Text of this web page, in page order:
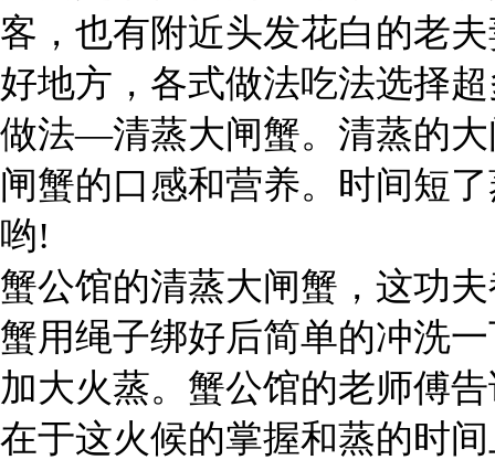
客，也有附近头发花白的老
好地方，各式做法吃法选择
做法—清蒸大闸蟹。清蒸的
闸蟹的口感和营养。时间短
哟!
蟹公馆的清蒸大闸蟹，这功
蟹用绳子绑好后简单的冲洗
加大火蒸。蟹公馆的老师傅
在于这火候的掌握和蒸的时